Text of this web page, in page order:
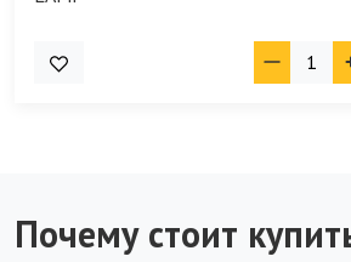
Почему стоит